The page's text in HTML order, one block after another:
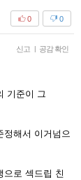
0
0
신고 | 공감 확인
기준이 그
정해서 이거넘으
으로 섹드립 친